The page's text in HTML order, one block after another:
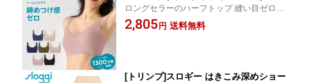
ロ フィール ベーシック 2 ブラトップ ハ
ーフトップ sloggi Zero Feel Top JX ト
ロングセラーのハーフトップ 縫い目ゼロで
なめらかな着けごこち 無縫製 ノンワイヤー
ブラジャー ブラトップ
2,805円 送料無料
[トリンプ]スロギー はきこみ深めショー